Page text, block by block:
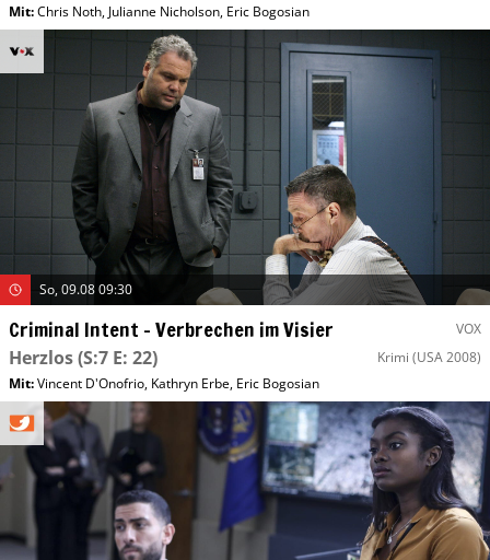
Mit:Chris Noth, Julianne Nicholson, Eric Bogosian
So, 09.08 09:30
Criminal Intent – Verbrechen im Visier VOX
Herzlos(S:7 E: 22) Krimi (USA 2008)
Mit:Vincent D'Onofrio, Kathryn Erbe, Eric Bogosian